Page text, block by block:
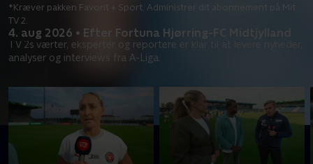
4. aug 2026 • Efter Fortuna Hjørring-FC Midtjylland
TV 2s værter, eksperter og reportere er klar til at levere nyheder,
analyser og interviews fra A-Liga.
*Kræver pakken Favorit + Sport. Administrer dit abonnement på Mit
TV 2.